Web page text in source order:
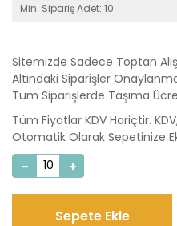
Min. Sipariş Adet: 10
Sitemizde Sadece Toptan
Altındaki Siparişler
Tüm Siparişlerde Taşıma
Tüm Fiyatlar KDV Hariçtir.
Otomatik Olarak Sepetinize
Sepete Ekle